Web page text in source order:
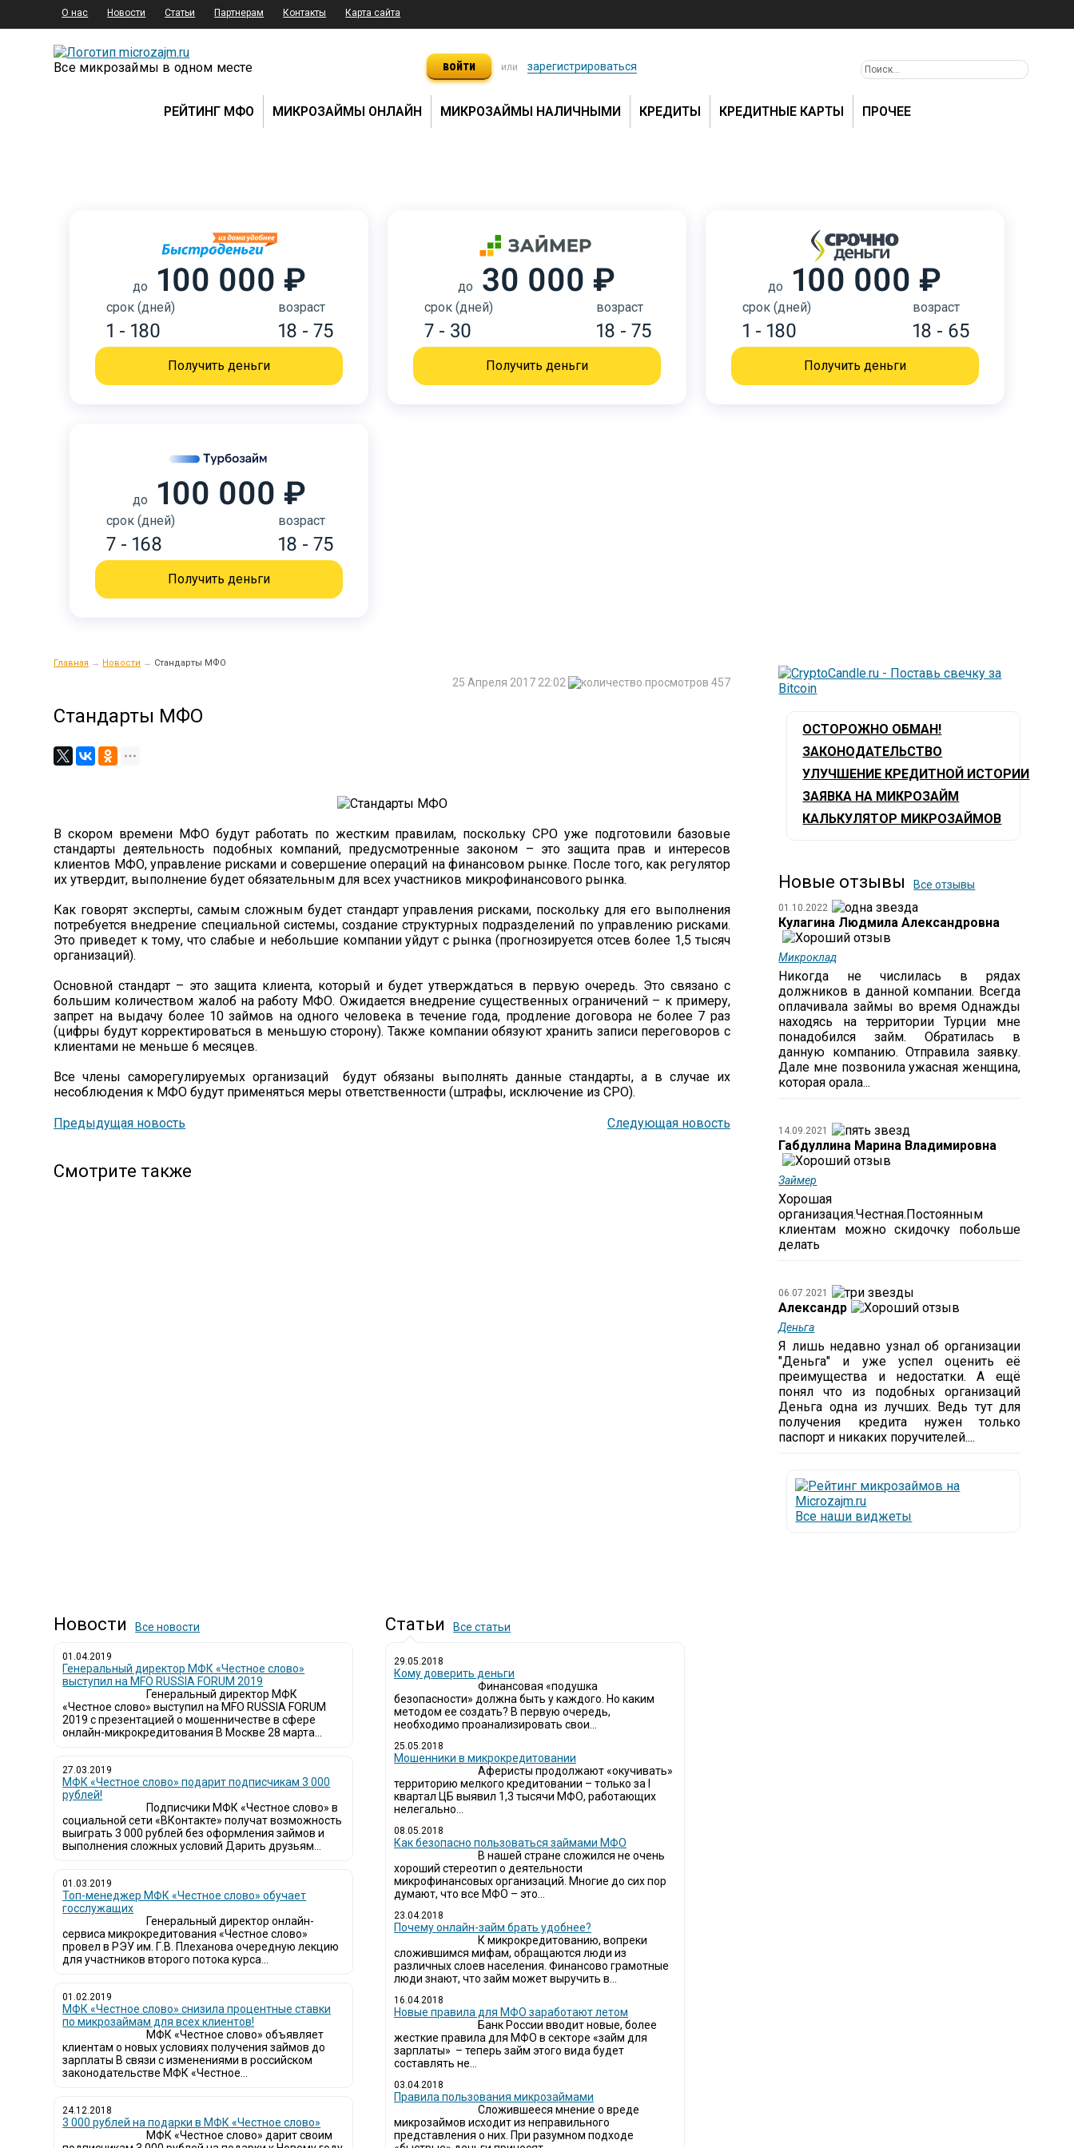
О нас Новости Статьи Партнерам Контакты Карта сайта
Все микрозаймы в одном месте войти или зарегистрироваться
РЕЙТИНГ МФО МИКРОЗАЙМЫ ОНЛАЙН МИКРОЗАЙМЫ НАЛИЧНЫМИ КРЕДИТЫ КРЕДИТНЫЕ КАРТЫ ПРОЧЕЕ
до 100 000 ₽
срок (дней)
1 - 180
возраст
18 - 75
Получить деньги
до 30 000 ₽
срок (дней)
7 - 30
возраст
18 - 75
Получить деньги
до 100 000 ₽
срок (дней)
1 - 180
возраст
18 - 65
Получить деньги
до 100 000 ₽
срок (дней)
7 - 168
возраст
18 - 75
Получить деньги
Главная → Новости → Стандарты МФО
457
25 Апреля 2017 22:02
Стандарты МФО
В скором времени МФО будут работать по жестким правилам, поскольку СРО уже подготовили базовые
стандарты деятельность подобных компаний, предусмотренные законом – это защита прав и интересов
клиентов МФО, управление рисками и совершение операций на финансовом рынке. После того, как регулятор
их утвердит, выполнение будет обязательным для всех участников микрофинансового рынка.
Как говорят эксперты, самым сложным будет стандарт управления рисками, поскольку для его выполнения
потребуется внедрение специальной системы, создание структурных подразделений по управлению рисками.
Это приведет к тому, что слабые и небольшие компании уйдут с рынка (прогнозируется отсев более 1,5 тысяч
организаций).
Основной стандарт – это защита клиента, который и будет утверждаться в первую очередь. Это связано с
большим количеством жалоб на работу МФО. Ожидается внедрение существенных ограничений – к примеру,
запрет на выдачу более 10 займов на одного человека в течение года, продление договора не более 7 раз
(цифры будут корректироваться в меньшую сторону). Также компании обязуют хранить записи переговоров с
клиентами не меньше 6 месяцев.
Все члены саморегулируемых организаций будут обязаны выполнять данные стандарты, а в случае их
несоблюдения к МФО будут применяться меры ответственности (штрафы, исключение из СРО).
Предыдущая новость Следующая новость
Смотрите также
Новости Все новости
01.04.2019
Генеральный директор МФК «Честное слово»
выступил на MFO RUSSIA FORUM 2019
Генеральный директор МФК
«Честное слово» выступил на MFO RUSSIA FORUM
2019 с презентацией о мошенничестве в сфере
онлайн-микрокредитования В Москве 28 марта...
27.03.2019
МФК «Честное слово» подарит подписчикам 3 000
рублей!
Подписчики МФК «Честное слово» в
социальной сети «ВКонтакте» получат возможность
выиграть 3 000 рублей без оформления займов и
выполнения сложных условий Дарить друзьям...
01.03.2019
Топ-менеджер МФК «Честное слово» обучает
госслужащих
Генеральный директор онлайн-
сервиса микрокредитования «Честное слово»
провел в РЭУ им. Г.В. Плеханова очередную лекцию
для участников второго потока курса...
01.02.2019
МФК «Честное слово» снизила процентные ставки
по микрозаймам для всех клиентов!
МФК «Честное слово» объявляет
клиентам о новых условиях получения займов до
зарплаты В связи с изменениями в российском
законодательстве МФК «Честное...
24.12.2018
3 000 рублей на подарки в МФК «Честное слово»
МФК «Честное слово» дарит своим
Статьи Все статьи
29.05.2018
Кому доверить деньги
Финансовая «подушка
безопасности» должна быть у каждого. Но каким
методом ее создать? В первую очередь,
необходимо проанализировать свои...
25.05.2018
Мошенники в микрокредитовании
Аферисты продолжают «окучивать»
территорию мелкого кредитовании – только за I
квартал ЦБ выявил 1,3 тысячи МФО, работающих
нелегально...
08.05.2018
Как безопасно пользоваться займами МФО
В нашей стране сложился не очень
хороший стереотип о деятельности
микрофинансовых организаций. Многие до сих пор
думают, что все МФО – это...
23.04.2018
Почему онлайн-займ брать удобнее?
К микрокредитованию, вопреки
сложившимся мифам, обращаются люди из
различных слоев населения. Финансово грамотные
люди знают, что займ может выручить в...
16.04.2018
Новые правила для МФО заработают летом
Банк России вводит новые, более
жесткие правила для МФО в секторе «займ для
зарплаты» – теперь займ этого вида будет
составлять не...
03.04.2018
​Правила пользования микрозаймами
Сложившееся мнение о вреде
микрозаймов исходит из неправильного
представления о них. При разумном подходе
ОСТОРОЖНО ОБМАН!
ЗАКОНОДАТЕЛЬСТВО
УЛУЧШЕНИЕ КРЕДИТНОЙ ИСТОРИИ
ЗАЯВКА НА МИКРОЗАЙМ
КАЛЬКУЛЯТОР МИКРОЗАЙМОВ
Новые отзывы Все отзывы
01.10.2022
Кулагина Людмила Александровна
Микроклад
Никогда не числилась в рядах
должников в данной компании. Всегда
оплачивала займы во время Однажды
находясь на территории Турции мне
понадобился займ. Обратилась в
данную компанию. Отправила заявку.
Дале мне позвонила ужасная женщина,
которая орала...
14.09.2021
Габдуллина Марина Владимировна
Займер
Хорошая
организация.Честная.Постоянным
клиентам можно скидочку побольше
делать
06.07.2021
Александр
Деньга
Я лишь недавно узнал об организации
"Деньга" и уже успел оценить её
преимущества и недостатки. А ещё
понял что из подобных организаций
Деньга одна из лучших. Ведь тут для
получения кредита нужен только
паспорт и никаких поручителей....
Все наши виджеты